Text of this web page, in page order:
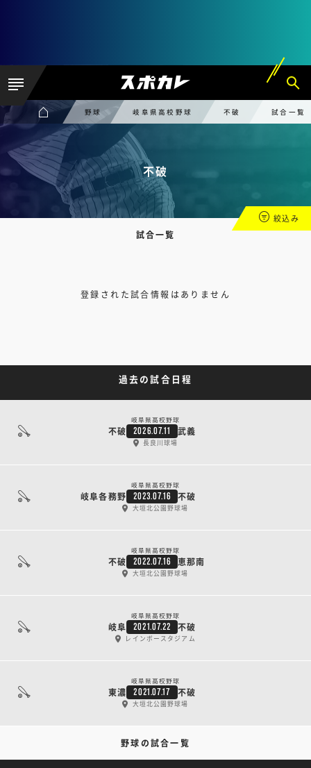
野球 岐阜県高校野球 不破 試合一覧
不破
試合一覧
絞込み
登録された試合情報はありません
過去の試合日程
岐阜県高校野球
不破 2026.07.11 武義
長良川球場
岐阜県高校野球
岐阜各務野 2023.07.16 不破
大垣北公園野球場
岐阜県高校野球
不破 2022.07.16 恵那南
大垣北公園野球場
岐阜県高校野球
岐阜 2021.07.22 不破
レインボースタジアム
岐阜県高校野球
東濃 2021.07.17 不破
大垣北公園野球場
野球の試合一覧